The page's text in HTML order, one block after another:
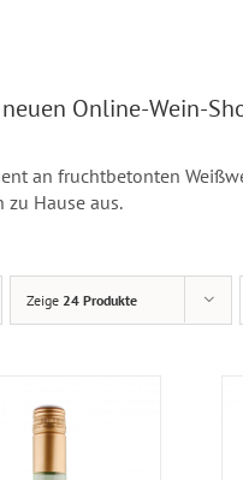
Online-Wein-
an fruchtbetonten
Hause aus.
Zeige 24 Produkte